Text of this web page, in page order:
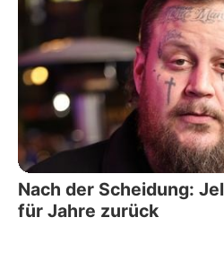
Nach der Scheidung:
für Jahre zurück